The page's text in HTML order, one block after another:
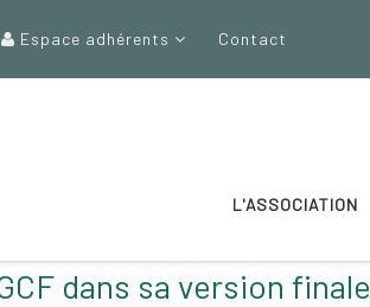
Espace adhérents Contact
L'ASSOCIATION
dans sa version finale